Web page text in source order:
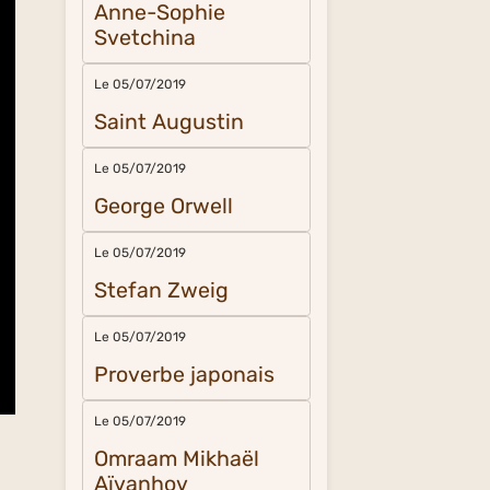
Anne-Sophie
Svetchina
Le 05/07/2019
Saint Augustin
Le 05/07/2019
George Orwell
Le 05/07/2019
Stefan Zweig
Le 05/07/2019
Proverbe japonais
Le 05/07/2019
Omraam Mikhaël
Aïvanhov